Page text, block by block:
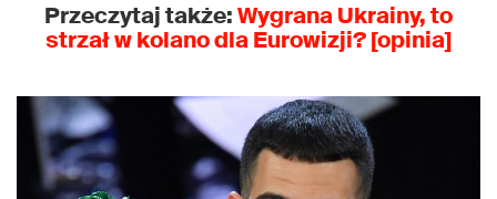
Przeczytaj także:Wygrana Ukrainy, to
strzał w kolano dla Eurowizji? [opinia]